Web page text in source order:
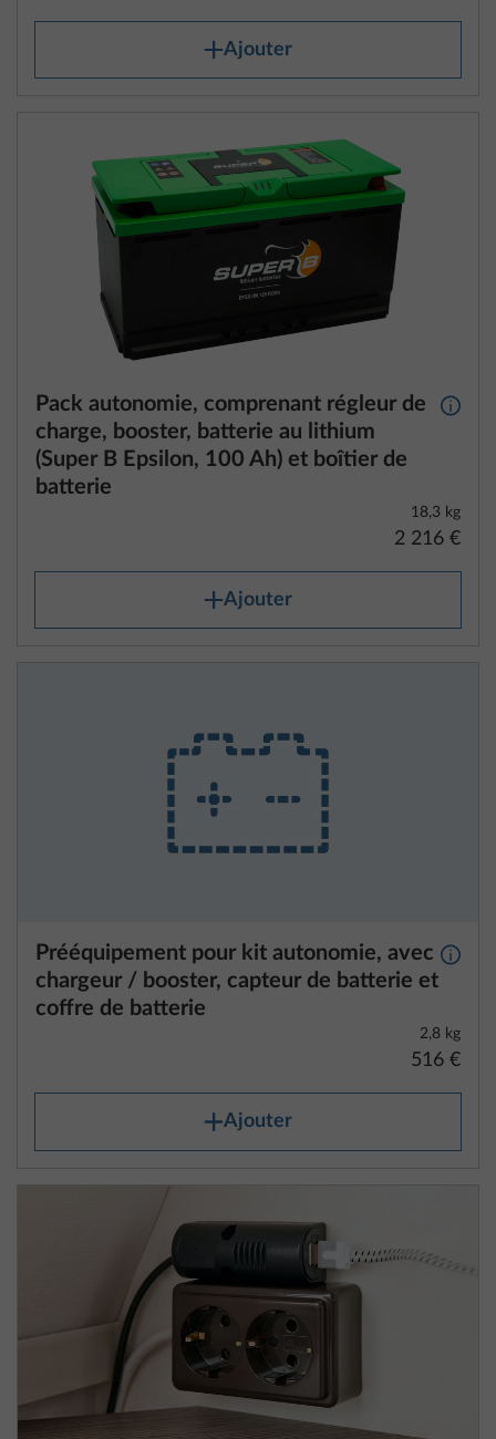
Ajouter
Pack autonomie, comprenant régleur de
charge, booster, batterie au lithium
(Super B Epsilon, 100 Ah) et boîtier de
batterie
Plus
18,3 kg
2 216 €
Ajouter
Prééquipement pour kit autonomie, avec
chargeur / booster, capteur de batterie et
coffre de batterie
Plus
2,8 kg
516 €
Ajouter